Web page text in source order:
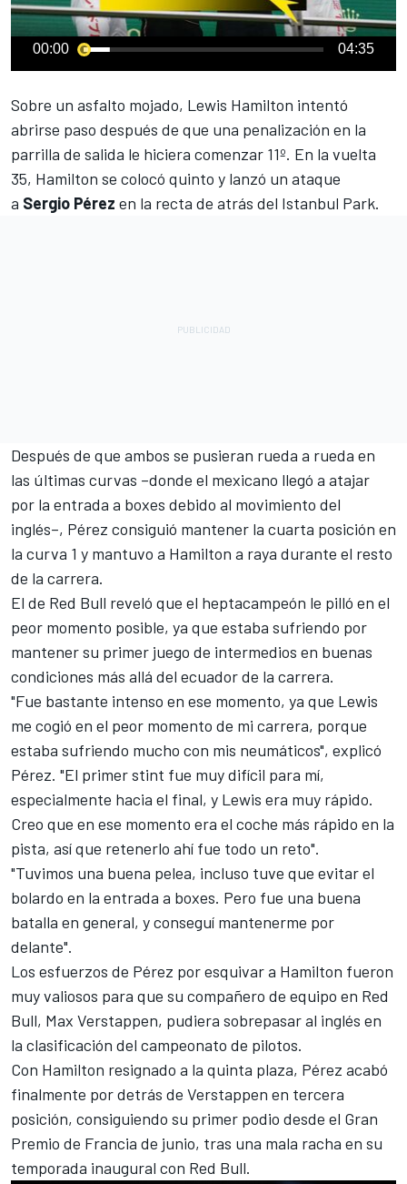
00:00 04:35
Sobre un asfalto mojado, Lewis Hamilton intentó
abrirse paso después de que una penalización en la
parrilla de salida le hiciera comenzar 11º. En la vuelta
35, Hamilton se colocó quinto y lanzó un ataque
a Sergio Pérez en la recta de atrás del Istanbul Park.
Después de que ambos se pusieran rueda a rueda en
las últimas curvas –donde el mexicano llegó a atajar
por la entrada a boxes debido al movimiento del
inglés–, Pérez consiguió mantener la cuarta posición en
la curva 1 y mantuvo a Hamilton a raya durante el resto
de la carrera.
El de Red Bull reveló que el heptacampeón le pilló en el
peor momento posible, ya que estaba sufriendo por
mantener su primer juego de intermedios en buenas
condiciones más allá del ecuador de la carrera.
"Fue bastante intenso en ese momento, ya que Lewis
me cogió en el peor momento de mi carrera, porque
estaba sufriendo mucho con mis neumáticos", explicó
Pérez. "El primer stint fue muy difícil para mí,
especialmente hacia el final, y Lewis era muy rápido.
Creo que en ese momento era el coche más rápido en la
pista, así que retenerlo ahí fue todo un reto".
"Tuvimos una buena pelea, incluso tuve que evitar el
bolardo en la entrada a boxes. Pero fue una buena
batalla en general, y conseguí mantenerme por
delante".
Los esfuerzos de Pérez por esquivar a Hamilton fueron
muy valiosos para que su compañero de equipo en Red
Bull, Max Verstappen, pudiera sobrepasar al inglés en
la clasificación del campeonato de pilotos.
Con Hamilton resignado a la quinta plaza, Pérez acabó
finalmente por detrás de Verstappen en tercera
posición, consiguiendo su primer podio desde el Gran
Premio de Francia de junio, tras una mala racha en su
temporada inaugural con Red Bull.